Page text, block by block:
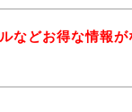
などお得な情報が